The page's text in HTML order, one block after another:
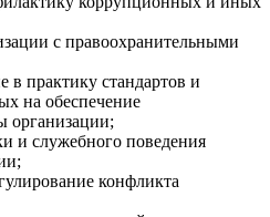
с правоохранительными
в практику стандартов и
на обеспечение
организации;
и служебного поведения
конфликта